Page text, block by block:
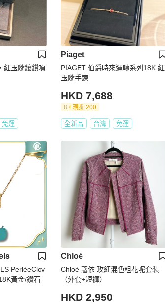
紅玉髓鑲鑽項
免運
Piaget
PIAGET 伯爵時來運轉系列18K 紅
玉髓手鍊
HKD 7,688
現折 200
全新品 台灣 免運
PerléeClov
黃金/鑽石
Chloé
Chloé 蔻依 玫紅混色粗花呢套裝
（外套+短褲）
HKD 2,950